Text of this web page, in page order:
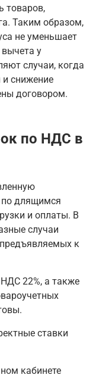
товаров,
Таким образом,
не уменьшает
у
случаи, когда
снижение
договором.
по НДС в
по длящимся
и оплаты. В
случаи
к
22%, а также
ставки
кабинете